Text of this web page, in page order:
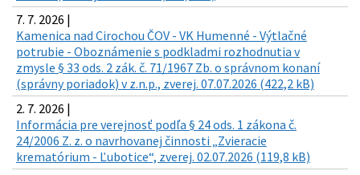
7. 7. 2026 |
Kamenica nad Cirochou ČOV - VK Humenné - Výtlačné
potrubie - Oboznámenie s podkladmi rozhodnutia v
zmysle § 33 ods. 2 zák. č. 71/1967 Zb. o správnom konaní
(správny poriadok) v z.n.p., zverej. 07.07.2026 (422,2 kB)
2. 7. 2026 |
Informácia pre verejnosť podľa § 24 ods. 1 zákona č.
24/2006 Z. z. o navrhovanej činnosti „Zvieracie
krematórium - Ľubotice“, zverej. 02.07.2026 (119,8 kB)